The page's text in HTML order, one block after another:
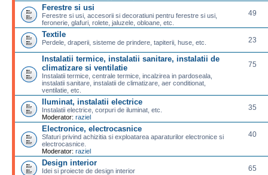
Ferestre si usi
Ferestre si usi, accesorii si decoratiuni pentru ferestre si usi,
feronerie, glafuri, rolete, jaluzele, obloane, etc.
49
Textile
Perdele, draperii, sisteme de prindere, tapiterii, huse, etc. 23
Instalatii termice, instalatii sanitare, instalatii de
climatizare si ventilatie
Instalatii termice, centrale termice, incalzirea in pardoseala,
instalatii sanitare, instalatii de climatizare, aer conditionat,
ventilatie, etc.
75
Iluminat, instalatii electrice
Instalatii electrice, corpuri de iluminat, etc.
Moderator: raziel
35
Electronice, electrocasnice
Sfaturi privind achizitia si exploatarea aparaturilor electronice si
electrocasnice.
Moderator: raziel
40
Design interior
Idei si proiecte de design interior 65